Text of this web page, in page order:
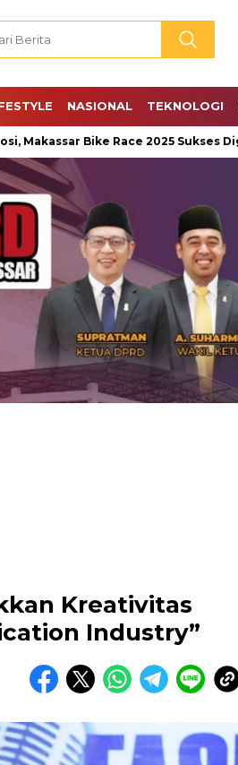
NASIONAL TEKNOLOGI
Bike Race 2025 Sukses Digelar
Kreativitas
Industry”